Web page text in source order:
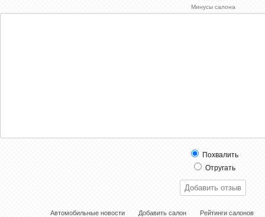
Минусы салона
Похвалить
Отругать
Автомобильные новости Добавить салон Рейтинги салонов